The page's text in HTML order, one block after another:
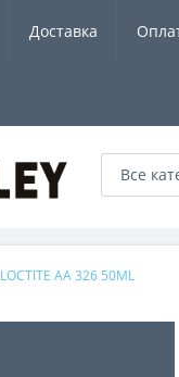
Доставка
Все
LOCTITE AA 326 50ML